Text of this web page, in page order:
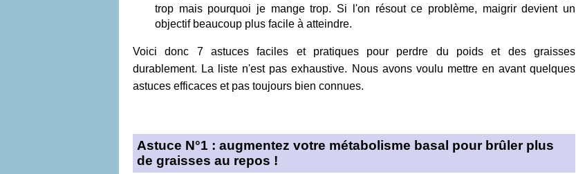
trop mais pourquoi je mange trop. Si l'on résout ce problème, maigrir devient un
objectif beaucoup plus facile à atteindre.
Voici donc 7 astuces faciles et pratiques pour perdre du poids et des graisses
durablement. La liste n'est pas exhaustive. Nous avons voulu mettre en avant quelques
astuces efficaces et pas toujours bien connues.
Astuce N°1 : augmentez votre métabolisme basal pour brûler plus
de graisses au repos !